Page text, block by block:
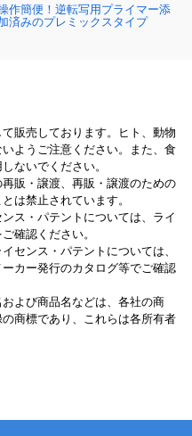
作簡便！逆転写用プライマー添
済みのプレミックスタイプ
販売しております。ヒト、動物
ようご注意ください。また、食
ないでください。
販・譲渡、再販・譲渡のための
は禁止されています。
ス・パテントについては、ライ
確認ください。
センス・パテントについては、
カー発行のカタログ等でご確認
よび商品名などは、各社の商
商標であり、これらは各所有者